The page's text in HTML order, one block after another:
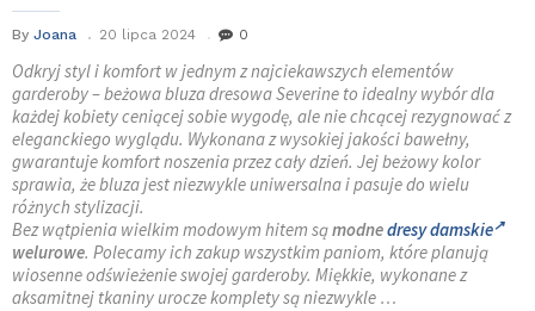
By Joana 20 lipca 2024 0
Odkryj styl i komfort w jednym z najciekawszych elementów
garderoby – beżowa bluza dresowa Severine to idealny wybór dla
każdej kobiety ceniącej sobie wygodę, ale nie chcącej rezygnować z
eleganckiego wyglądu. Wykonana z wysokiej jakości bawełny,
gwarantuje komfort noszenia przez cały dzień. Jej beżowy kolor
sprawia, że bluza jest niezwykle uniwersalna i pasuje do wielu
różnych stylizacji.
Bez wątpienia wielkim modowym hitem sąmodnedresy damskie
welurowe. Polecamy ich zakup wszystkim paniom, które planują
wiosenne odświeżenie swojej garderoby. Miękkie, wykonane z
aksamitnej tkaniny urocze komplety są niezwykle …